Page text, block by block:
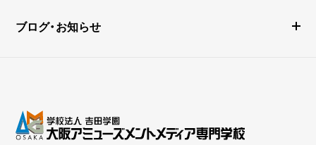
ブログ・お知らせ